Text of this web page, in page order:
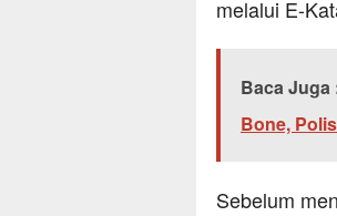
melalui E-
Baca Juga
Bone,
Sebelum